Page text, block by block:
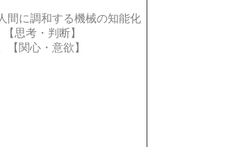
間に調和する機械の知能化
思考・判断】
関心・意欲】